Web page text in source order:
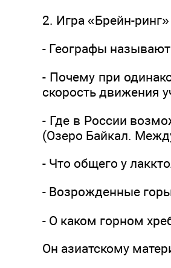
2. Игра «Брейн-ринг»
- Географы
- Почему при
скорость движения
- Где в России
(Озеро Байкал.
- Что общего у
- Возрожденные
- О каком горном
Он азиатскому